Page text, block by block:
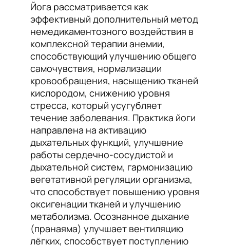
Йога рассматривается как
эффективный дополнительный метод
немедикаментозного воздействия в
комплексной терапии анемии,
способствующий улучшению общего
самочувствия, нормализации
кровообращения, насыщению тканей
кислородом, снижению уровня
стресса, который усугубляет
течение заболевания. Практика йоги
направлена на активацию
дыхательных функций, улучшение
работы сердечно-сосудистой и
дыхательной систем, гармонизацию
вегетативной регуляции организма,
что способствует повышению уровня
оксигенации тканей и улучшению
метаболизма. Осознанное дыхание
(пранаяма) улучшает вентиляцию
лёгких, способствует поступлению